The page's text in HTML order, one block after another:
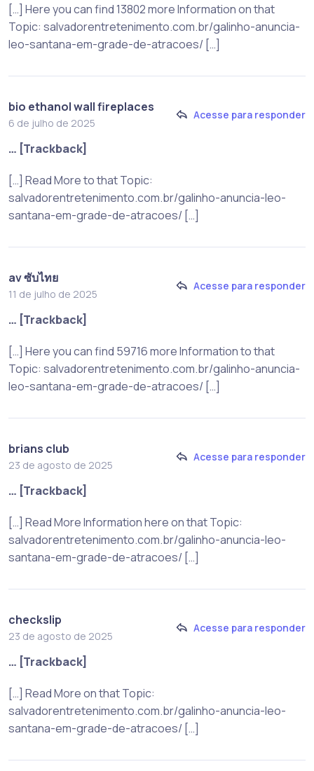
[…] Here you can find 13802 more Information on that
Topic: salvadorentretenimento.com.br/galinho-anuncia-
leo-santana-em-grade-de-atracoes/ […]
bio ethanol wall fireplaces
6 de julho de 2025
Acesse para responder
… [Trackback]
[…] Read More to that Topic:
salvadorentretenimento.com.br/galinho-anuncia-leo-
santana-em-grade-de-atracoes/ […]
av ซับไทย
11 de julho de 2025
Acesse para responder
… [Trackback]
[…] Here you can find 59716 more Information to that
Topic: salvadorentretenimento.com.br/galinho-anuncia-
leo-santana-em-grade-de-atracoes/ […]
brians club
23 de agosto de 2025
Acesse para responder
… [Trackback]
[…] Read More Information here on that Topic:
salvadorentretenimento.com.br/galinho-anuncia-leo-
santana-em-grade-de-atracoes/ […]
checkslip
23 de agosto de 2025
Acesse para responder
… [Trackback]
[…] Read More on that Topic:
salvadorentretenimento.com.br/galinho-anuncia-leo-
santana-em-grade-de-atracoes/ […]